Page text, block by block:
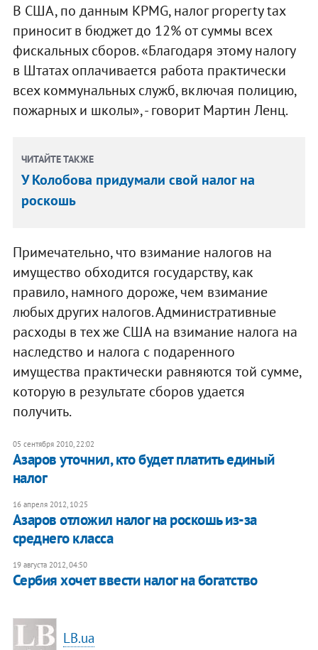
В США, по данным KPMG, налог property tax
приносит в бюджет до 12% от суммы всех
фискальных сборов. «Благодаря этому налогу
в Штатах оплачивается работа практически
всех коммунальных служб, включая полицию,
пожарных и школы», - говорит Мартин Ленц.
ЧИТАЙТЕ ТАКЖЕ
У Колобова придумали свой налог на
роскошь
Примечательно, что взимание налогов на
имущество обходится государству, как
правило, намного дороже, чем взимание
любых других налогов. Административные
расходы в тех же США на взимание налога на
наследство и налога с подаренного
имущества практически равняются той сумме,
которую в результате сборов удается
получить.
05 сентября 2010, 22:02
​Азаров уточнил, кто будет платить единый
налог
16 апреля 2012, 10:25
Азаров отложил налог на роскошь из-за
среднего класса
19 августа 2012, 04:50
Сербия хочет ввести налог на богатство
LB.ua